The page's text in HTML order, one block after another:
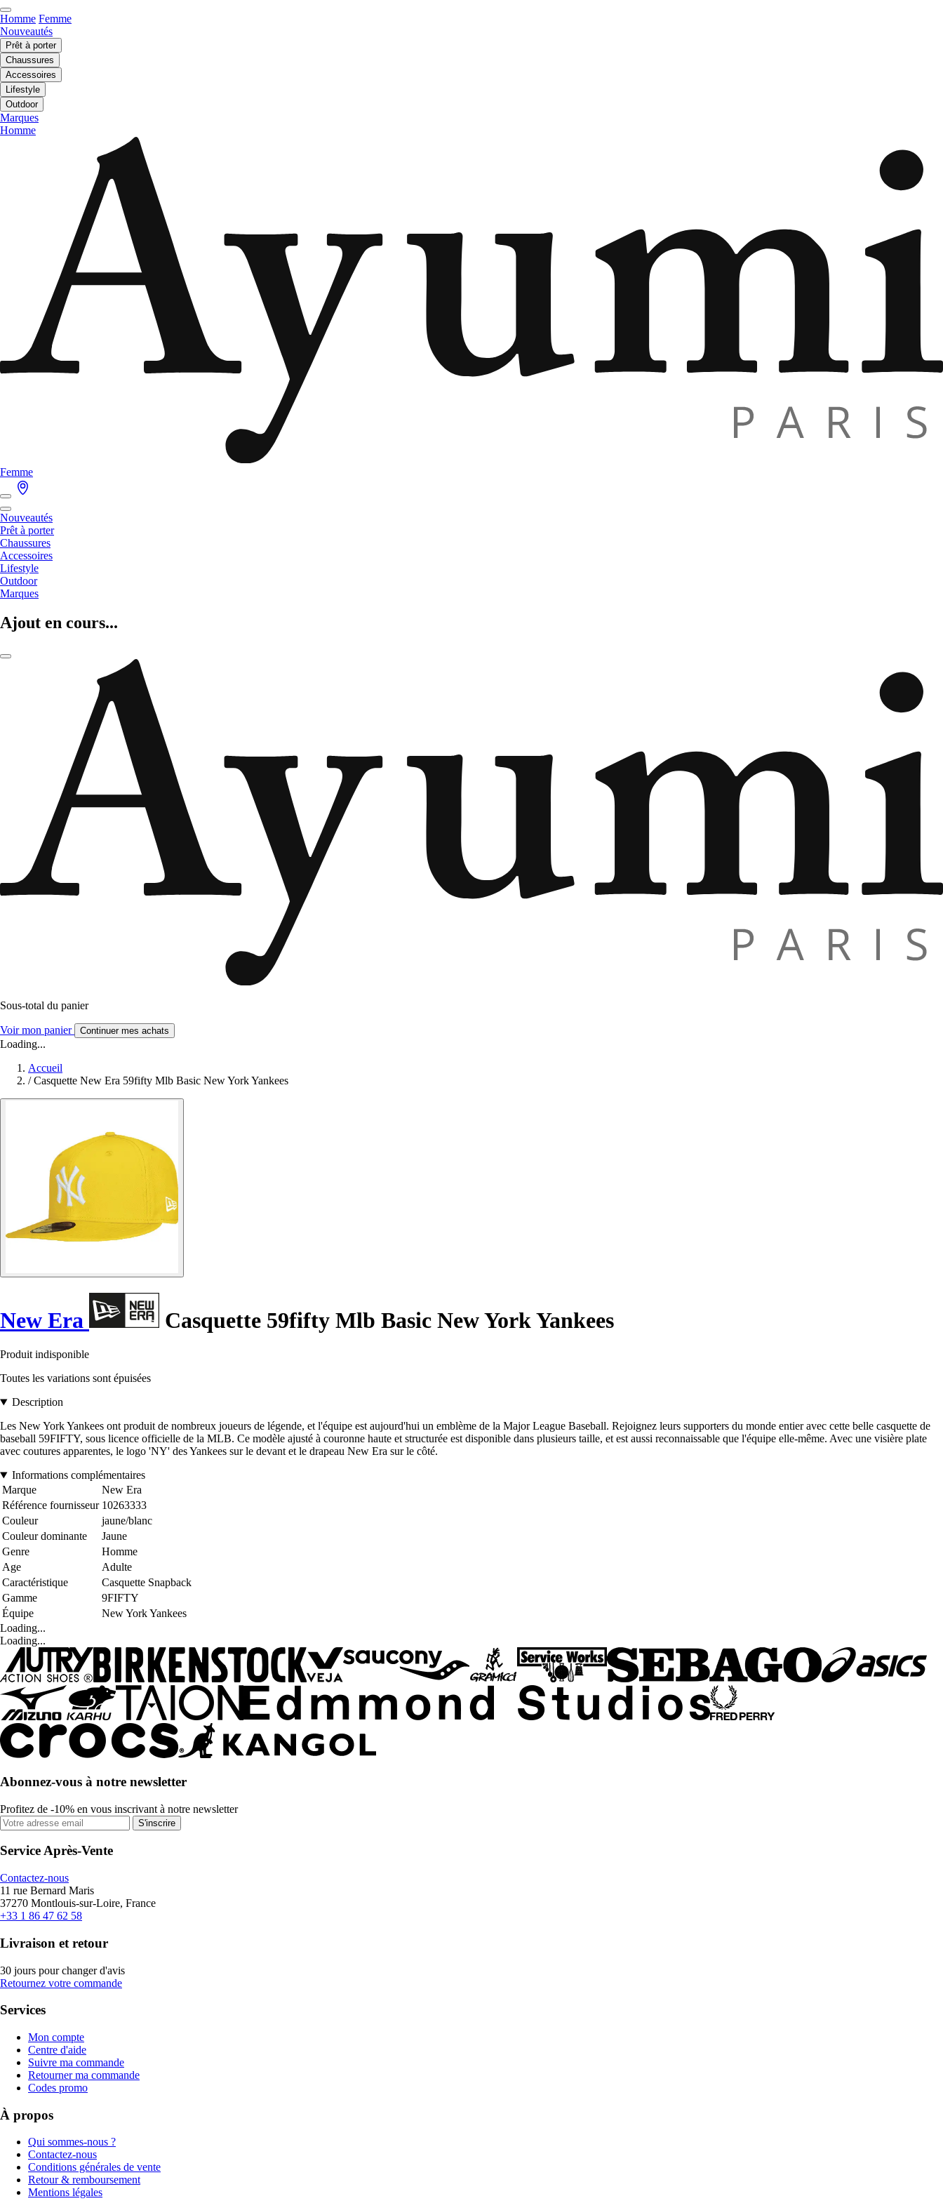
Homme Femme
Nouveautés
Prêt à porter
Chaussures
Accessoires
Lifestyle
Outdoor
Marques
Homme
Femme
Nouveautés
Prêt à porter
Chaussures
Accessoires
Lifestyle
Outdoor
Marques
Ajout en cours...
Sous-total du panier
Voir mon panier Continuer mes achats
Loading...
Accueil
/ Casquette New Era 59fifty Mlb Basic New York Yankees
New Era Casquette 59fifty Mlb Basic New York Yankees
Produit indisponible
Toutes les variations sont épuisées
Description
Les New York Yankees ont produit de nombreux joueurs de légende, et l'équipe est aujourd'hui un emblème de la Major League Baseball. Rejoignez leurs supporters du monde entier avec cette belle casquette de
baseball 59FIFTY, sous licence officielle de la MLB. Ce modèle ajusté à couronne haute et structurée est disponible dans plusieurs taille, et est aussi reconnaissable que l'équipe elle-même. Avec une visière plate
avec coutures apparentes, le logo 'NY' des Yankees sur le devant et le drapeau New Era sur le côté.
Informations complémentaires
Marque
New Era
Référence fournisseur 10263333
Couleur
jaune/blanc
Couleur dominante
Jaune
Genre
Homme
Age
Adulte
Caractéristique
Casquette Snapback
Gamme
9FIFTY
Équipe
New York Yankees
Loading...
Loading...
Abonnez-vous à notre newsletter
Profitez de -10% en vous inscrivant à notre newsletter
S'inscrire
Service Après-Vente
Contactez-nous
11 rue Bernard Maris
37270 Montlouis-sur-Loire, France
+33 1 86 47 62 58
Livraison et retour
30 jours pour changer d'avis
Retournez votre commande
Services
Mon compte
Centre d'aide
Suivre ma commande
Retourner ma commande
Codes promo
À propos
Qui sommes-nous ?
Contactez-nous
Conditions générales de vente
Retour & remboursement
Mentions légales